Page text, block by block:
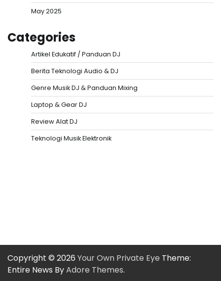
May 2025
Categories
Artikel Edukatif / Panduan DJ
Berita Teknologi Audio & DJ
Genre Musik DJ & Panduan Mixing
Laptop & Gear DJ
Review Alat DJ
Teknologi Musik Elektronik
Copyright © 2026 Your Own Private Eye Theme:
Entire News ByAdore Themes.